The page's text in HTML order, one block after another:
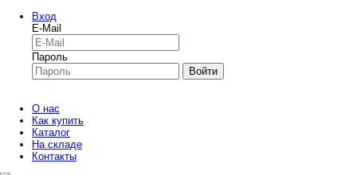
Вход
E-Mail
Пароль
Войти
О нас
Как купить
Каталог
На складе
Контакты